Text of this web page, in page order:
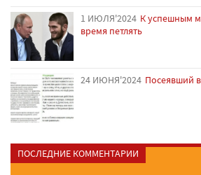
1 ИЮЛЯ'2024 К успешным
время петлять
24 ИЮНЯ'2024 Посеявший
ПОСЛЕДНИЕ КОММЕНТАРИИ